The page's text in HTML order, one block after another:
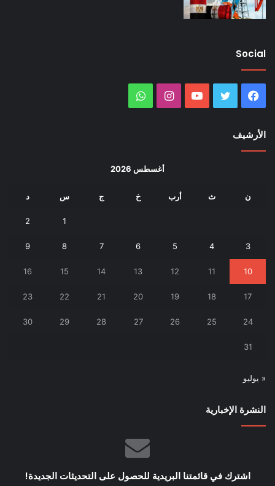
Social
فيسبوك تويتر يوتيوب انستقرام
الأرشيف
أغسطس 2026
ن ث أرب خ ج س د
1
2
3
4
5
6
7
8
9
10
11
12
13
14
15
16
17
18
19
20
21
22
23
24
25
26
27
28
29
30
31
« يوليو
النشرة الإخبارية
اشترك في قائمتنا البريدية للحصول على التحديثات الجديدة!